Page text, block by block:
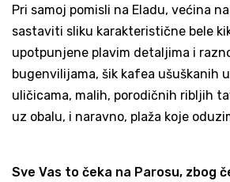
Pri samoj pomisli na Eladu, većina
sastaviti sliku karakteristične bele
upotpunjene plavim detaljima i
bugenvilijama, šik kafea ušuškanih
uličicama, malih, porodičnih ribljih
uz obalu, i naravno, plaža koje
Sve Vas to čeka na Parosu, zbog